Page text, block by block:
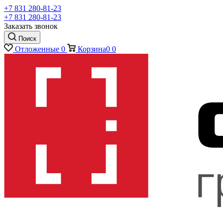
+7 831 280-81-23
+7 831 280-81-23
Заказать звонок
Поиск
Отложенные 0 Корзина0 0